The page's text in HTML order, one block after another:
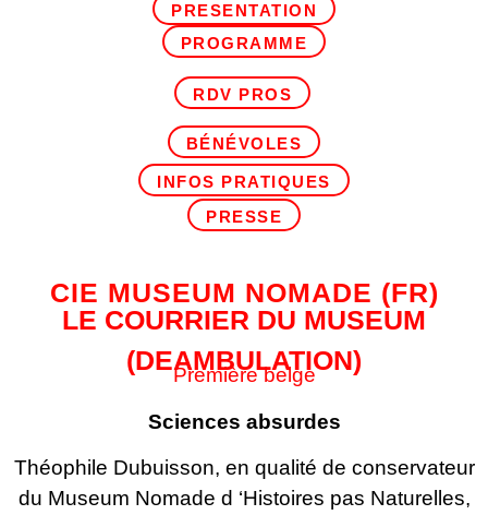
PRESENTATION
PROGRAMME
RDV PROS
BÉNÉVOLES
INFOS PRATIQUES
PRESSE
CIE MUSEUM NOMADE (FR)
LE COURRIER DU MUSEUM
(DEAMBULATION)
Première belge
Sciences absurdes
Théophile Dubuisson, en qualité de conservateur
du Museum Nomade d ‘Histoires pas Naturelles,